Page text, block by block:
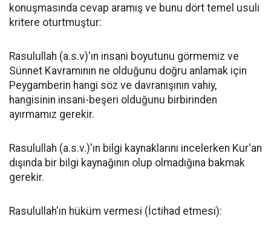
konuşmasında cevap aramış ve bunu dört temel usuli
kritere oturtmuştur:
Rasulullah (a.s.v)'ın insani boyutunu görmemiz ve
Sünnet Kavramının ne olduğunu doğru anlamak için
Peygamberin hangi söz ve davranışının vahiy,
hangisinin insani-beşeri olduğunu birbirinden
ayırmamız gerekir.
Rasulullah (a.s.v.)'ın bilgi kaynaklarını incelerken Kur'an
dışında bir bilgi kaynağının olup olmadığına bakmak
gerekir.
Rasulullah'ın hüküm vermesi (İctihad etmesi):